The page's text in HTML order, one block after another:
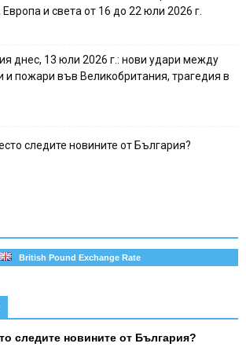
и света от 16 до 22 юли 2026 г.
днес, 13 юли 2026 г.: нови удари между
пожари във Великобритания, трагедия в
следите новините от България?
British Pound Exchange Rate
следите новините от България?